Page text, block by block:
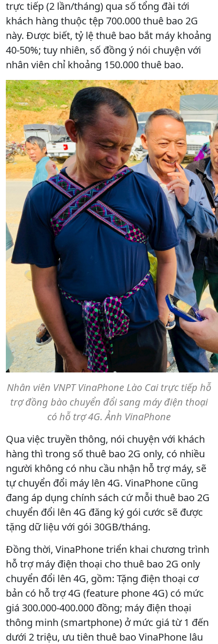
trực tiếp (2 lần/tháng) qua số tổng đài tới
khách hàng thuộc tệp 700.000 thuê bao 2G
này. Được biết, tỷ lệ thuê bao bắt máy khoảng
40-50%; tuy nhiên, số đồng ý nói chuyện với
nhân viên chỉ khoảng 150.000 thuê bao.
Nhân viên VNPT VinaPhone Lào Cai trực tiếp hỗ
trợ đồng bào chuyển đổi sang máy điện thoại
có hỗ trợ 4G. Ảnh VinaPhone
Qua việc truyền thông, nói chuyện với khách
hàng thì trong số thuê bao 2G only, có nhiều
người không có nhu cầu nhận hỗ trợ máy, sẽ
tự chuyển đổi máy lên 4G. VinaPhone cũng
đang áp dụng chính sách cứ mỗi thuê bao 2G
chuyển đổi lên 4G đăng ký gói cước sẽ được
tặng dữ liệu với gói 30GB/tháng.
Đồng thời, VinaPhone triển khai chương trình
hỗ trợ máy điện thoại cho thuê bao 2G only
chuyển đổi lên 4G, gồm: Tặng điện thoại cơ
bản có hỗ trợ 4G (feature phone 4G) có mức
giá 300.000-400.000 đồng; máy điện thoại
thông minh (smartphone) ở mức giá từ 1 đến
dưới 2 triệu, ưu tiên thuê bao VinaPhone lâu